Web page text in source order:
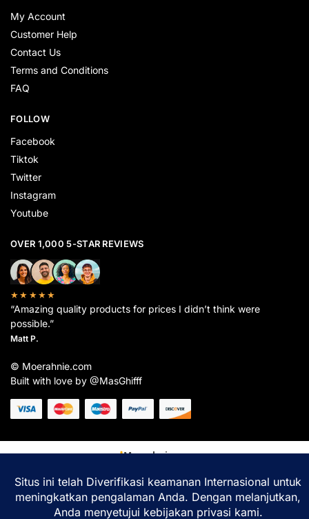
My Account
Customer Help
Contact Us
Terms and Conditions
FAQ
FOLLOW
Facebook
Tiktok
Twitter
Instagram
Youtube
OVER 1,000 5-STAR REVIEWS
★★★★★
“Amazing quality products for prices I didn’t think were
possible.”
Matt P.
© Moerahnie.com
Built with love by @MasGhifff
Moerahnie.com
pengalaman belanja terbaik Anda.